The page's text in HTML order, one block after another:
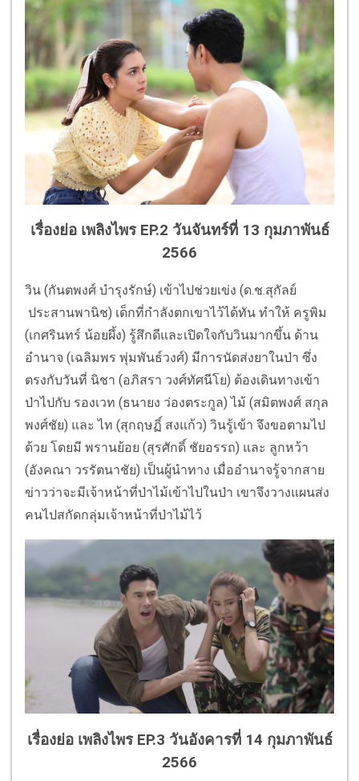
เรื่องย่อ เพลิงไพร EP.2 วันจันทร์ที่ 13 กุมภาพันธ์
2566
วิน (กันตพงศ์ บำรุงรักษ์) เข้าไปช่วยเข่ง (ด.ช.สุกัลย์
ประสานพานิช) เด็กที่กำลังตกเขาไว้ได้ทัน ทำให้ ครูพิม
(เกศรินทร์ น้อยผึ้ง) รู้สึกดีและเปิดใจกับวินมากขึ้น ด้าน
อำนาจ (เฉลิมพร พุ่มพันธ์วงศ์) มีการนัดส่งยาในป่า ซึ่ง
ตรงกับวันที่ นิชา (อภิสรา วงศ์ทัศนีโย) ต้องเดินทางเข้า
ป่าไปกับ รองเวท (ธนายง ว่องตระกูล) ไม้ (สมิตพงศ์ สกุล
พงศ์ชัย) และ ไท (สุกฤษฏิ์ สงแก้ว) วินรู้เข้า จึงขอตามไป
ด้วย โดยมี พรานย้อย (สุรศักดิ์ ชัยอรรถ) และ ลูกหว้า
(อังคณา วรรัตนาชัย) เป็นผู้นำทาง เมื่ออำนาจรู้จากสาย
ข่าวว่าจะมีเจ้าหน้าที่ป่าไม้เข้าไปในป่า เขาจึงวางแผนส่ง
คนไปสกัดกลุ่มเจ้าหน้าที่ป่าไม้ไว้
เรื่องย่อ เพลิงไพร EP.3 วันอังคารที่ 14 กุมภาพันธ์
2566